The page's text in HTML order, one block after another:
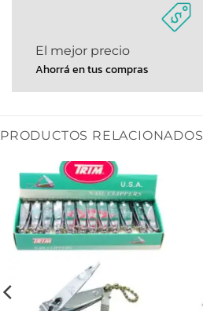
El mejor precio
Ahorrá en tus compras
PRODUCTOS RELACIONADOS